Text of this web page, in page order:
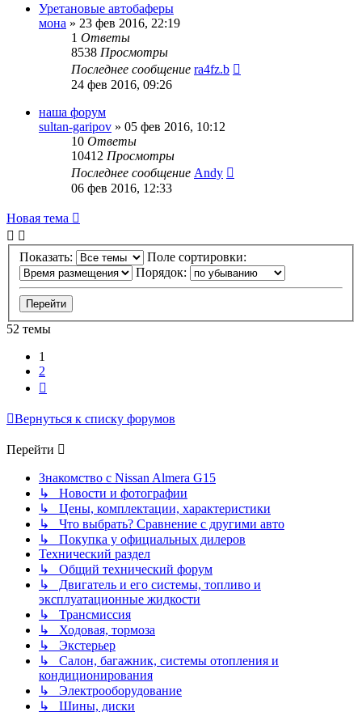
Уретановые автобаферы
мона » 23 фев 2016, 22:19
1 Ответы
8538 Просмотры
Последнее сообщение ra4fz.b
24 фев 2016, 09:26
наша форум
sultan-garipov » 05 фев 2016, 10:12
10 Ответы
10412 Просмотры
Последнее сообщение Andy
06 фев 2016, 12:33
Новая тема
Показать:
Поле сортировки:
Порядок:
52 темы
1
2
Вернуться к списку форумов
Перейти
Знакомство с Nissan Almera G15
↳ Новости и фотографии
↳ Цены, комплектации, характеристики
↳ Что выбрать? Сравнение с другими авто
↳ Покупка у официальных дилеров
Технический раздел
↳ Общий технический форум
↳ Двигатель и его системы, топливо и
эксплуатационные жидкости
↳ Трансмиссия
↳ Ходовая, тормоза
↳ Экстерьер
↳ Салон, багажник, системы отопления и
кондиционирования
↳ Электрооборудование
↳ Шины, диски